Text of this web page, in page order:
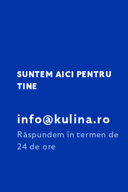
SUNTEM AICI PENTRU
TINE
info@kulina.ro
Răspundem în termen de
24 de ore